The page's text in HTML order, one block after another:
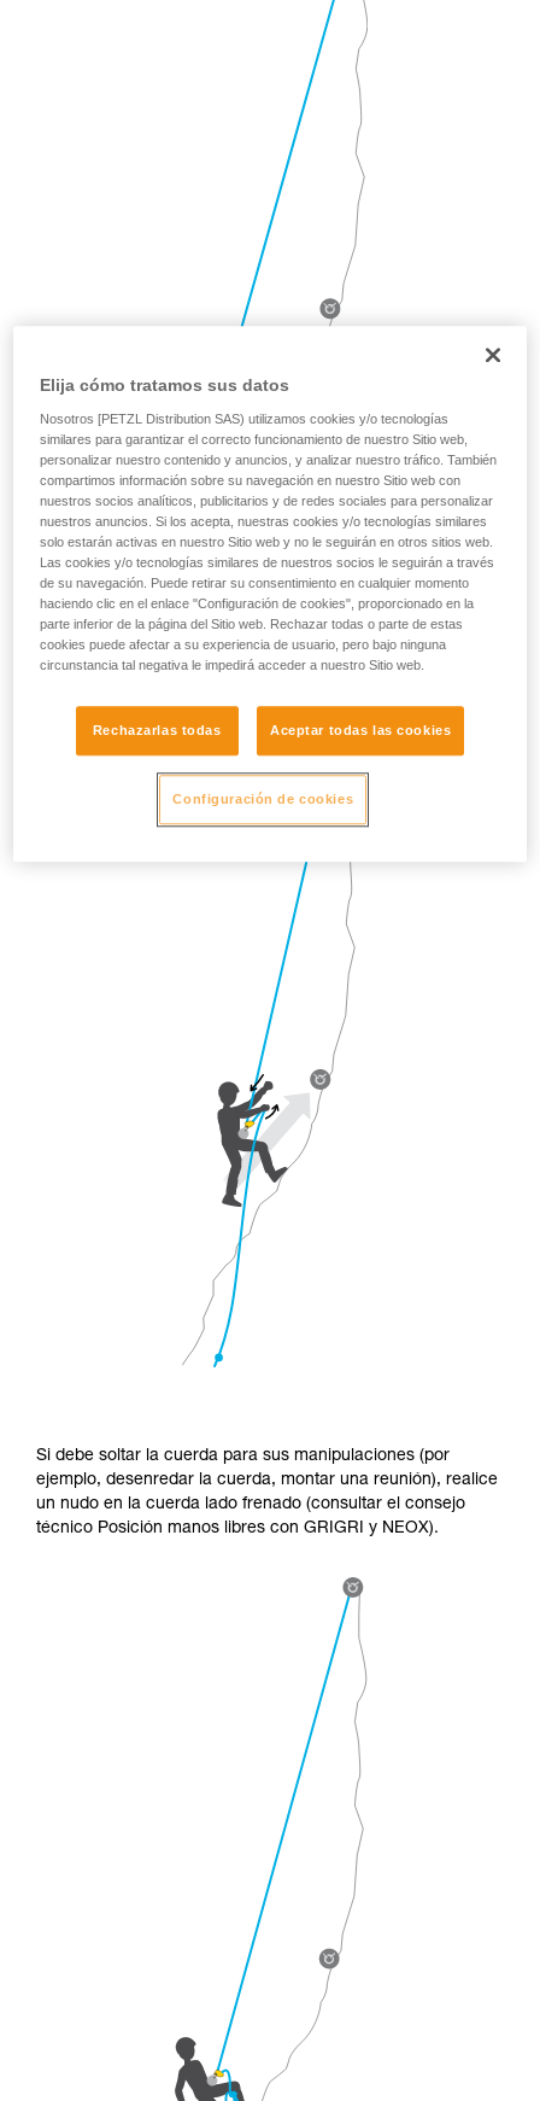
Si debe soltar la cuerda para sus manipulaciones (por
ejemplo, desenredar la cuerda, montar una reunión), realice
un nudo en la cuerda lado frenado (consultar el consejo
técnico Posición manos libres con GRIGRI y NEOX).
Elija cómo tratamos sus datos
Nosotros [PETZL Distribution SAS) utilizamos cookies y/o tecnologías
similares para garantizar el correcto funcionamiento de nuestro Sitio web,
personalizar nuestro contenido y anuncios, y analizar nuestro tráfico. También
compartimos información sobre su navegación en nuestro Sitio web con
nuestros socios analíticos, publicitarios y de redes sociales para personalizar
nuestros anuncios. Si los acepta, nuestras cookies y/o tecnologías similares
solo estarán activas en nuestro Sitio web y no le seguirán en otros sitios web.
Las cookies y/o tecnologías similares de nuestros socios le seguirán a través
de su navegación. Puede retirar su consentimiento en cualquier momento
haciendo clic en el enlace "Configuración de cookies", proporcionado en la
parte inferior de la página del Sitio web. Rechazar todas o parte de estas
cookies puede afectar a su experiencia de usuario, pero bajo ninguna
circunstancia tal negativa le impedirá acceder a nuestro Sitio web.
Rechazarlas todas Aceptar todas las cookies
Configuración de cookies